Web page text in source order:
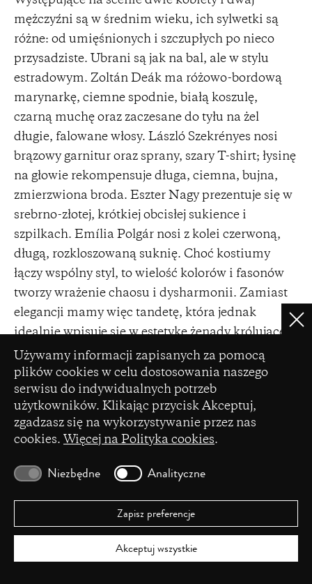
Ustawienia plików cookie
Używamy informacji zapisanych za pomocą
plików cookies w celu dostosowania naszego
serwisu do indywidualnych potrzeb
użytkowników. Klikając przycisk Akceptuj,
zgadzasz się na wykorzystywanie przez nas
cookies. Więcej na Polityka cookies.
Niezbędne Analityczne
Zapisz preferencje
Akceptuj wszystkie
mężczyźni są w średnim wieku, ich sylwetki są
różne: od umięśnionych i szczupłych po nieco
przysadziste. Ubrani są jak na bal, ale w stylu
estradowym. Zoltán Deák ma różowo-bordową
marynarkę, ciemne spodnie, białą koszulę,
czarną muchę oraz zaczesane do tyłu na żel
długie, falowane włosy. László Szekrényes nosi
brązowy garnitur oraz sprany, szary T-shirt; łysinę
na głowie rekompensuje długa, ciemna, bujna,
zmierzwiona broda. Eszter Nagy prezentuje się w
srebrno-złotej, krótkiej obcisłej sukience i
szpilkach. Emília Polgár nosi z kolei czerwoną,
długą, rozkloszowaną suknię. Choć kostiumy
łączy wspólny styl, to wielość kolorów i fasonów
tworzy wrażenie chaosu i dysharmonii. Zamiast
elegancji mamy więc tandetę, która jednak
idealnie wpisuje się w estetykę żenady królującej
w „brudnym tańcu” celebrowanym w tym
spektaklu.
Dramaturgia spektaklu oparta jest na
zderzeniach. Zmysłowy taniec derwiszy w
wykonaniu Emílii Polgár wnosi nastrój
wiruje powoli na przyciemnionej scenie,
wprawiając w ruch nie tylko ciało, ale też
czerwoną suknię. Towarzyszą jej przepiękny,
transowa muzyka. Gdy Polgár schodzi ze sceny,